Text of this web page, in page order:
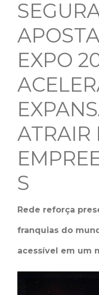
EXPO
ATRAIR
S
Rede reforça
franquias do
acessível em um